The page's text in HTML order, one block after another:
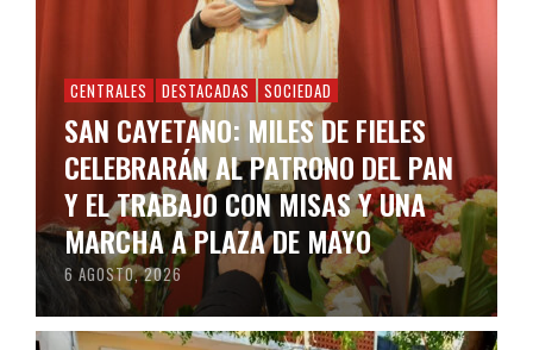
CENTRALES DESTACADAS SOCIEDAD
SAN CAYETANO: MILES DE FIELES
CELEBRARÁN AL PATRONO DEL PAN
Y EL TRABAJO CON MISAS Y UNA
MARCHA A PLAZA DE MAYO
6 AGOSTO, 2026